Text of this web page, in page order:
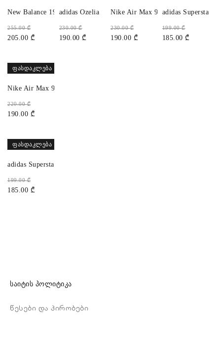
New Balance 1906 Protection Pack
255.00₾
205.00 ₾
adidas Ozelia
230.00₾
190.00 ₾
Nike Air Max 90
230.00₾
190.00 ₾
adidas Superstar
199.00₾
185.00 ₾
ᲤᲐᲡᲓᲐᲙᲚᲔᲑᲐ
Nike Air Max 90
220.00₾
190.00 ₾
ᲤᲐᲡᲓᲐᲙᲚᲔᲑᲐ
adidas Superstar
199.00₾
185.00 ₾
საიტის პოლიტიკა
წესები და პირობები